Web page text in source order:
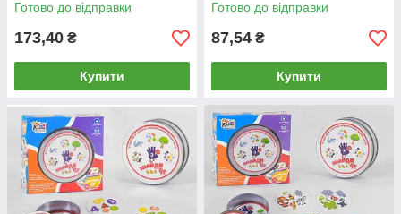
Готово до відправки
173,40 ₴
Купити
Готово до відправки
87,54 ₴
Купити